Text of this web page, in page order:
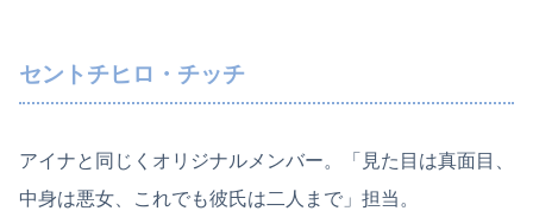
セントチヒロ・チッチ
アイナと同じくオリジナルメンバー。「見た目は真面目、
中身は悪女、これでも彼氏は二人まで」担当。